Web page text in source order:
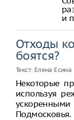
и
Отходы
боятся?
Текст: Елена Есина
Некоторые
используя
Подмосковья.